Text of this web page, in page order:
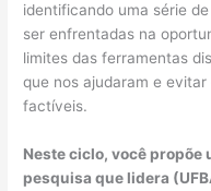
identificando uma série
ser enfrentadas na
limites das ferramentas
que nos ajudaram e
factíveis.
Neste ciclo, você propõe
pesquisa que lidera